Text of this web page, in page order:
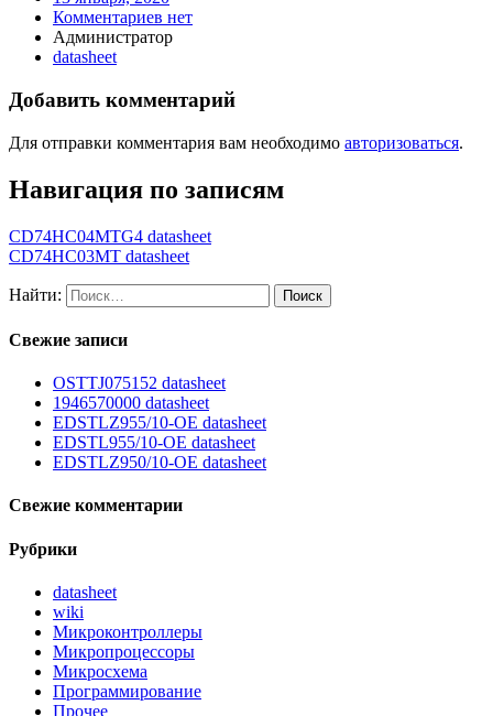
Комментариев нет
Администратор
datasheet
Добавить комментарий
Для отправки комментария вам необходимо авторизоваться.
Навигация по записям
CD74HC04MTG4 datasheet
CD74HC03MT datasheet
Найти:
Свежие записи
OSTTJ075152 datasheet
1946570000 datasheet
EDSTLZ955/10-OE datasheet
EDSTL955/10-OE datasheet
EDSTLZ950/10-OE datasheet
Свежие комментарии
Рубрики
datasheet
wiki
Микроконтроллеры
Микропроцессоры
Микросхема
Программирование
Прочее